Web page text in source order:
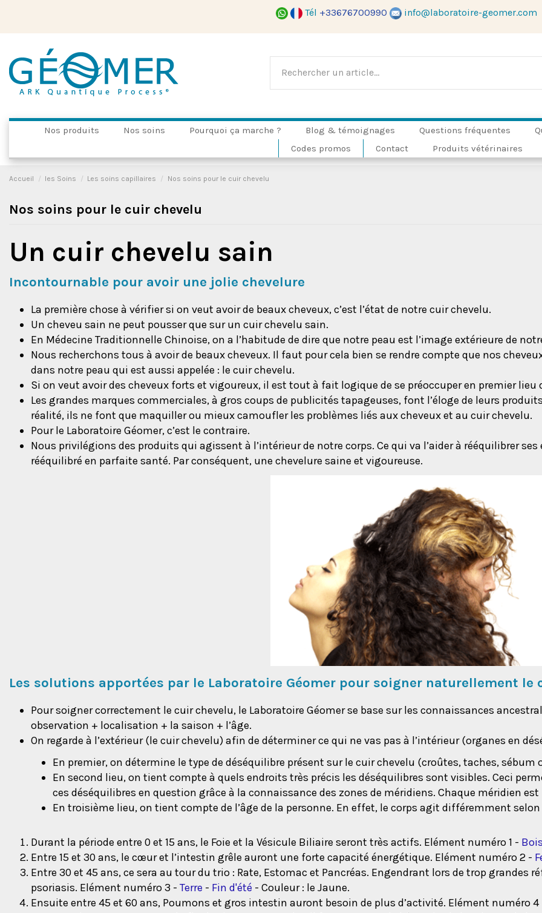
Tél +33676700990 info@laboratoire-geomer.com
Nos produits Nos soins Pourquoi ça marche ? Blog & témoignages Questions fréquentes
Codes promos
Contact Produits vétérinaires
Accueil les Soins Les soins capillaires Nos soins pour le cuir chevelu
Nos soins pour le cuir chevelu
Un cuir chevelu sain
Incontournable pour avoir une jolie chevelure
La première chose à vérifier si on veut avoir de beaux cheveux, c’est l’état de notre cuir chevelu.
Un cheveu sain ne peut pousser que sur un cuir chevelu sain.
En Médecine Traditionnelle Chinoise, on a l’habitude de dire que notre peau est l’image extérieure de
Nous recherchons tous à avoir de beaux cheveux. Il faut pour cela bien se rendre compte que nos
dans notre peau qui est aussi appelée : le cuir chevelu.
Si on veut avoir des cheveux forts et vigoureux, il est tout à fait logique de se préoccuper en premier lieu
Les grandes marques commerciales, à gros coups de publicités tapageuses, font l’éloge de leurs
réalité, ils ne font que maquiller ou mieux camoufler les problèmes liés aux cheveux et au cuir chevelu.
Pour le Laboratoire Géomer, c’est le contraire.
Nous privilégions des produits qui agissent à l’intérieur de notre corps. Ce qui va l’aider à rééquilibrer
rééquilibré en parfaite santé. Par conséquent, une chevelure saine et vigoureuse.
Les solutions apportées par le Laboratoire Géomer pour soigner naturellement le
Pour soigner correctement le cuir chevelu, le Laboratoire Géomer se base sur les connaissances
observation + localisation + la saison + l’âge.
On regarde à l’extérieur (le cuir chevelu) afin de déterminer ce qui ne vas pas à l’intérieur (organes en
En premier, on détermine le type de déséquilibre présent sur le cuir chevelu (croûtes, taches, sébum
En second lieu, on tient compte à quels endroits très précis les déséquilibres sont visibles. Ceci
ces déséquilibres en question grâce à la connaissance des zones de méridiens. Chaque méridien
En troisième lieu, on tient compte de l’âge de la personne. En effet, le corps agit différemment
Durant la période entre 0 et 15 ans, le Foie et la Vésicule Biliaire seront très actifs. Elément numéro 1 -
Entre 15 et 30 ans, le cœur et l’intestin grêle auront une forte capacité énergétique. Elément numéro 2 -
Entre 30 et 45 ans, ce sera au tour du trio : Rate, Estomac et Pancréas. Engendrant lors de trop grandes
psoriasis. Elément numéro 3 - Terre - Fin d'été - Couleur : le Jaune.
Ensuite entre 45 et 60 ans, Poumons et gros intestin auront besoin de plus d’activité. Elément numéro